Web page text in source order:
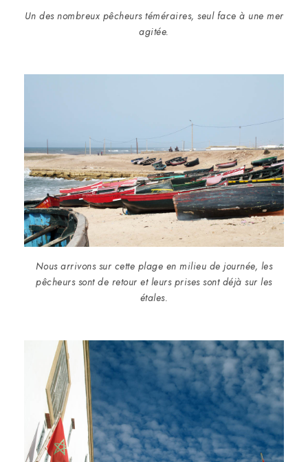
Un des nombreux pêcheurs téméraires, seul face à une mer
agitée.
Nous arrivons sur cette plage en milieu de journée, les
pêcheurs sont de retour et leurs prises sont déjà sur les
étales.